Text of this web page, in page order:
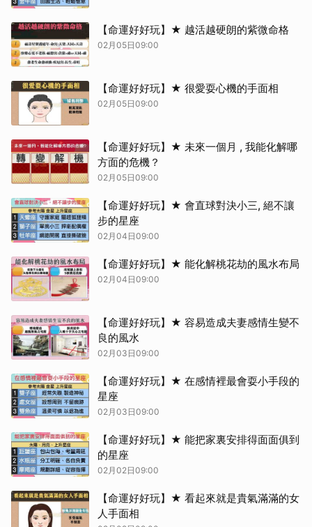
【命運好好玩】★ 越活越硬朗的紫微命格
02月05日09:00
【命運好好玩】★ 很愛耍心機的手面相
02月05日09:00
【命運好好玩】★ 未來一個月 , 我能化解哪
方面的危機？
02月05日09:00
【命運好好玩】★ 會直球對決小三, 絕不讓
步的星座
02月04日09:00
【命運好好玩】★ 能化解桃花劫的風水布局
02月04日09:00
【命運好好玩】★ 容易造成夫妻感情生變不
良的風水
02月03日09:00
【命運好好玩】★ 在感情裡最會耍小手段的
星座
02月03日09:00
【命運好好玩】★ 能把家裏安排得面面俱到
的星座
02月02日09:00
【命運好好玩】★ 看起來就是貴氣滿滿的女
人手面相